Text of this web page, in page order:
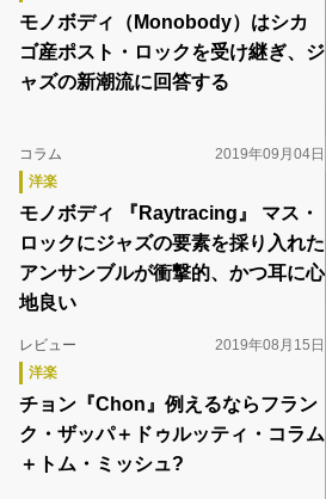
モノボディ（Monobody）はシカ
ゴ産ポスト・ロックを受け継ぎ、ジ
ャズの新潮流に回答する
コラム
2019年09月04日
洋楽
モノボディ 『Raytracing』 マス・
ロックにジャズの要素を採り入れた
アンサンブルが衝撃的、かつ耳に心
地良い
レビュー
2019年08月15日
洋楽
チョン『Chon』例えるならフラン
ク・ザッパ＋ドゥルッティ・コラム
＋トム・ミッシュ?